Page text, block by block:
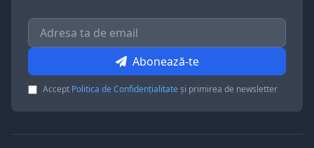
Abonează-te
Accept Politica de Confidențialitateși primirea de newsletter